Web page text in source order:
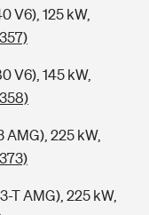
V6), 125 kW,
V6), 145 kW,
AMG), 225 kW,
T AMG), 225 kW,